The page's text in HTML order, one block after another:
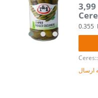
3,99
0.355
ارسال